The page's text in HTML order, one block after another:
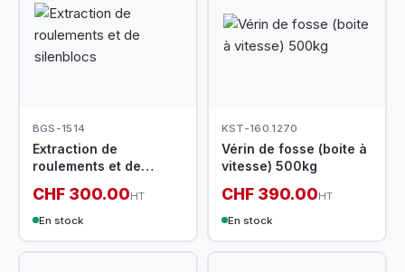
BGS-1514
Extraction de
roulements et de
CHF 300.00HT
En stock
KST-160.1270
Vérin de fosse (boite à
vitesse) 500kg
CHF 390.00HT
En stock